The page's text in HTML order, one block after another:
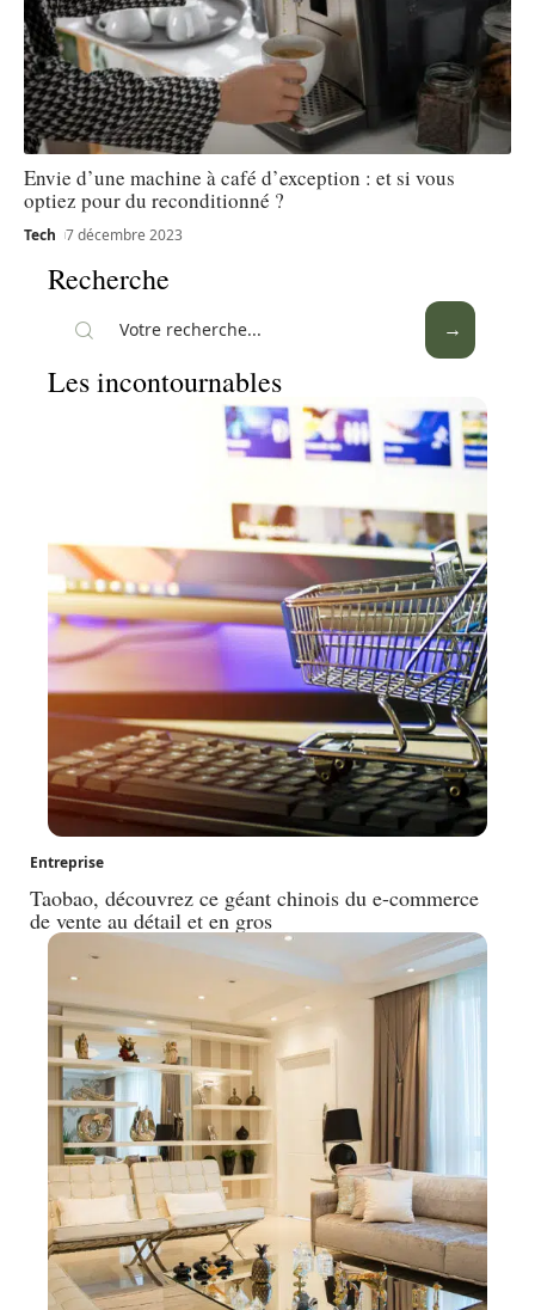
Envie d’une machine à café d’exception : et si vous
optiez pour du reconditionné ?
Tech 7 décembre 2023
Recherche
Les incontournables
Entreprise
Taobao, découvrez ce géant chinois du e-commerce
de vente au détail et en gros